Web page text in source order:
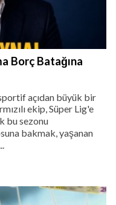
Borç Batağına
açıdan büyük bir
ekip, Süper Lig'e
bu sezonu
bakmak, yaşanan